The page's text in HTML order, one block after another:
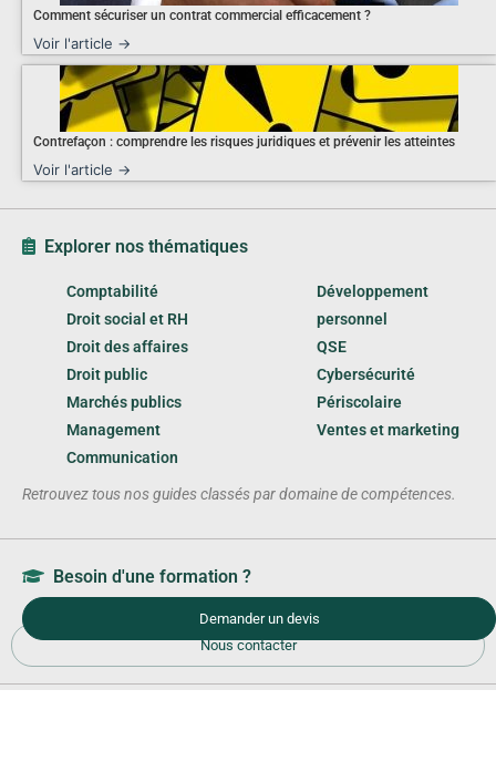
Comment sécuriser un contrat commercial efficacement ?
Voir l'article →
Contrefaçon : comprendre les risques juridiques et prévenir les atteintes
Voir l'article →
Explorer nos thématiques
Comptabilité
Droit social et RH
Droit des affaires
Droit public
Marchés publics
Management
Communication
Développement
personnel
QSE
Cybersécurité
Périscolaire
Ventes et marketing
Retrouvez tous nos guides classés par domaine de compétences.
Besoin d'une formation ?
Demander un devis
Nous contacter